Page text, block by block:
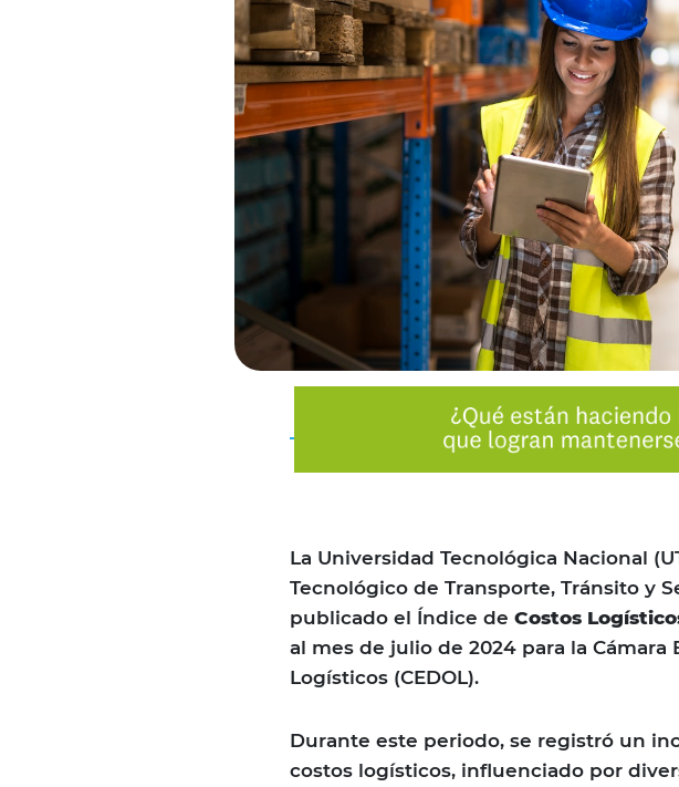
La Universidad Tecnológica Nacional
Tecnológico de Transporte, Tránsito y
publicado el Índice de Costos
al mes de julio de 2024 para la Cámara
Logísticos (CEDOL).
Durante este periodo, se registró un
costos logísticos, influenciado por